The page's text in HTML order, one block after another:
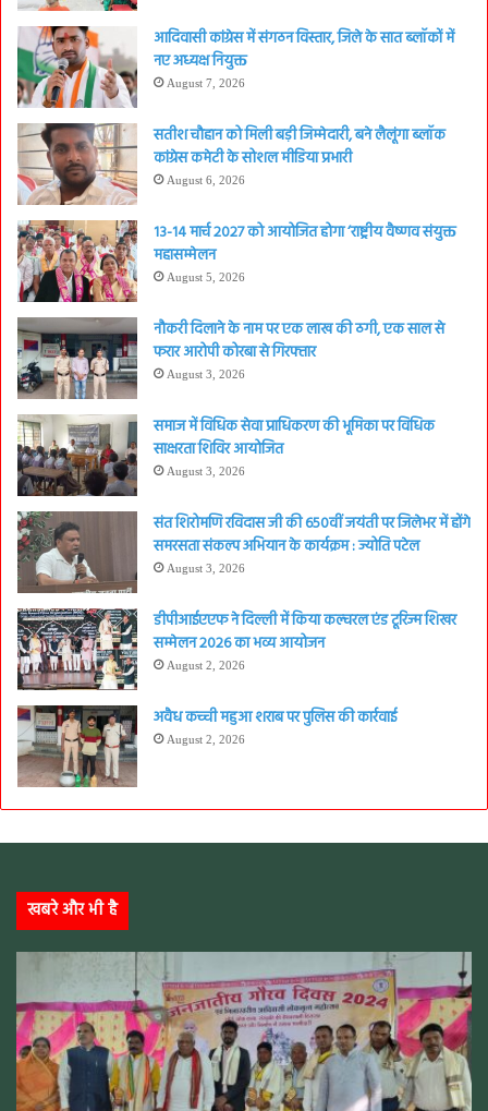
आदिवासी कांग्रेस में संगठन विस्तार, जिले के सात ब्लॉकों में
नए अध्यक्ष नियुक्त
August 7, 2026
सतीश चौहान को मिली बड़ी जिम्मेदारी, बने लैलूंगा ब्लॉक
कांग्रेस कमेटी के सोशल मीडिया प्रभारी
August 6, 2026
13-14 मार्च 2027 को आयोजित होगा ‘राष्ट्रीय वैष्णव संयुक्त
महासम्मेलन
August 5, 2026
नौकरी दिलाने के नाम पर एक लाख की ठगी, एक साल से
फरार आरोपी कोरबा से गिरफ्तार
August 3, 2026
समाज में विधिक सेवा प्राधिकरण की भूमिका पर विधिक
साक्षरता शिविर आयोजित
August 3, 2026
संत शिरोमणि रविदास जी की 650वीं जयंती पर जिलेभर में होंगे
समरसता संकल्प अभियान के कार्यक्रम : ज्योति पटेल
August 3, 2026
डीपीआईएएफ ने दिल्ली में किया कल्चरल एंड टूरिज्म शिखर
सम्मेलन 2026 का भव्य आयोजन
August 2, 2026
अवैध कच्ची महुआ शराब पर पुलिस की कार्रवाई
August 2, 2026
खबरे और भी है